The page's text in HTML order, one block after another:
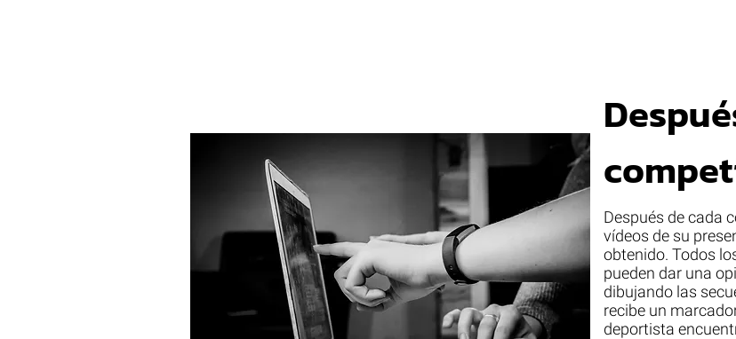
Después de cada
vídeos de su
obtenido. Todos
pueden dar una
dibujando las
recibe un
deportista